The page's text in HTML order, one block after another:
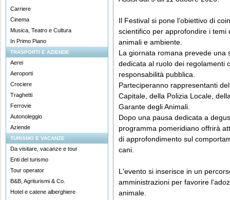
Carriere
Cinema
Musica, Teatro e Cultura
In Primo Piano
TRASPORTI E AZIENDE
Aerei
Aeroporti
Crociere
Traghetti
Ferrovie
Autonoleggio
Aziende
TURISMO E VACANZE
Da visitare, vacanze e tour
Enti del turismo
Tour operator
B&B, Agriturismi & Co.
Hotel e catene alberghiere
Il Festival si pone l'obiettivo di
scientifico per approfondire i
animali e ambiente.
La giornata romana prevede una
dedicata al ruolo dei regolamenti
responsabilità pubblica.
Parteciperanno rappresentanti
Capitale, della Polizia Locale,
Garante degli Animali.
Dopo una pausa dedicata a
programma pomeridiano offrirà
di approfondimento sul
cani.
L'evento si inserisce in un
amministrazioni per favorire
animale.